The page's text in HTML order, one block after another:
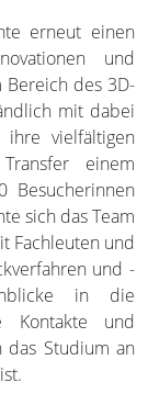
erneut einen
und
Bereich des 3D-
mit dabei
vielfältigen
einem
Besucherinnen
sich das Team
Fachleuten und
und -
in die
Kontakte und
Studium an